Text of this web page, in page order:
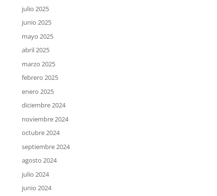
julio 2025
junio 2025
mayo 2025
abril 2025
marzo 2025
febrero 2025
enero 2025
diciembre 2024
noviembre 2024
octubre 2024
septiembre 2024
agosto 2024
julio 2024
junio 2024